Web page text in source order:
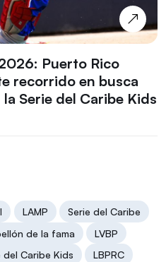
Puerto Rico
recorrido en busca
Serie del Caribe Kids
LAMP
Serie del Caribe
de la fama
LVBP
del Caribe Kids
LBPRC